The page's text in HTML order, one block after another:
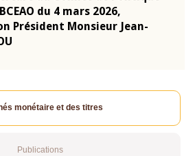
du 4 mars 2026,
Président Monsieur Jean-
monétaire et des titres
Publications